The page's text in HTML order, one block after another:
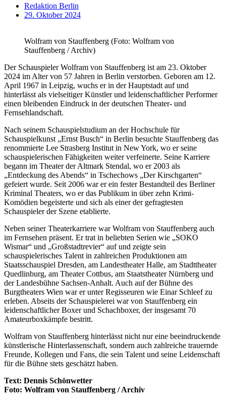
Redaktion Berlin
29. Oktober 2024
Wolfram von Stauffenberg (Foto: Wolfram von
Stauffenberg / Archiv)
Der Schauspieler Wolfram von Stauffenberg ist am 23. Oktober
2024 im Alter von 57 Jahren in Berlin verstorben. Geboren am 12.
April 1967 in Leipzig, wuchs er in der Hauptstadt auf und
hinterlässt als vielseitiger Künstler und leidenschaftlicher Performer
einen bleibenden Eindruck in der deutschen Theater- und
Fernsehlandschaft.
Nach seinem Schauspielstudium an der Hochschule für
Schauspielkunst „Ernst Busch“ in Berlin besuchte Stauffenberg das
renommierte Lee Strasberg Institut in New York, wo er seine
schauspielerischen Fähigkeiten weiter verfeinerte. Seine Karriere
begann im Theater der Altmark Stendal, wo er 2003 als
„Entdeckung des Abends“ in Tschechows „Der Kirschgarten“
gefeiert wurde. Seit 2006 war er ein fester Bestandteil des Berliner
Kriminal Theaters, wo er das Publikum in über zehn Krimi-
Komödien begeisterte und sich als einer der gefragtesten
Schauspieler der Szene etablierte.
Neben seiner Theaterkarriere war Wolfram von Stauffenberg auch
im Fernsehen präsent. Er trat in beliebten Serien wie „SOKO
Wismar“ und „Großstadtrevier“ auf und zeigte sein
schauspielerisches Talent in zahlreichen Produktionen am
Staatsschauspiel Dresden, am Landestheater Halle, am Stadttheater
Quedlinburg, am Theater Cottbus, am Staatstheater Nürnberg und
der Landesbühne Sachsen-Anhalt. Auch auf der Bühne des
Burgtheaters Wien war er unter Regisseuren wie Einar Schleef zu
erleben. Abseits der Schauspielerei war von Stauffenberg ein
leidenschaftlicher Boxer und Schachboxer, der insgesamt 70
Amateurboxkämpfe bestritt.
Wolfram von Stauffenberg hinterlässt nicht nur eine beeindruckende
künstlerische Hinterlassenschaft, sondern auch zahlreiche trauernde
Freunde, Kollegen und Fans, die sein Talent und seine Leidenschaft
für die Bühne stets geschätzt haben.
Text: Dennis Schönwetter
Foto: Wolfram von Stauffenberg / Archiv